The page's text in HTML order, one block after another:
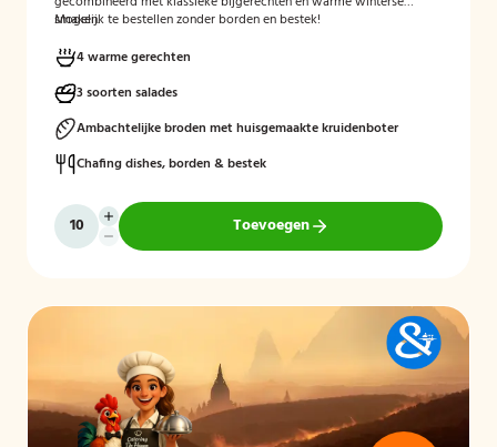
smaken.
Mogelijk te bestellen zonder borden en bestek!
4 warme gerechten
3 soorten salades
Ambachtelijke broden met huisgemaakte kruidenboter
Chafing dishes, borden & bestek
Toevoegen